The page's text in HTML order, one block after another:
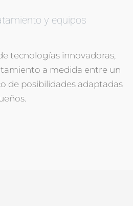
y equipos
tecnologías innovadoras,
a medida entre un
de posibilidades adaptadas